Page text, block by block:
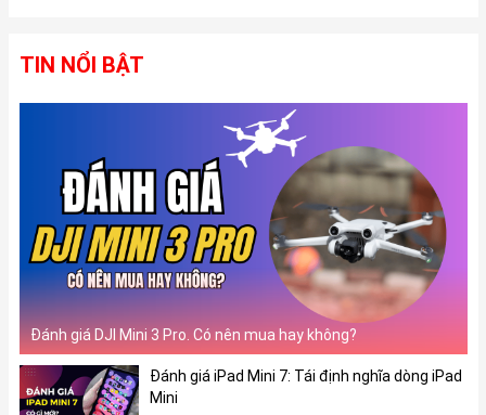
Thiết kế này không chỉ mang lại vẻ ngoài quen thuộc mà còn tối
ưu hóa khả năng quay video và chụp ảnh không gian, đặc biệt
hữu ích khi kết hợp với kính thực tế ảo Vision Pro.
Về màu sắc, iPhone 16 Plus sẽ sở hữu 5 tùy chọn màu sắc, bao
TIN NỔI BẬT
Đánh giá DJI Mini 3 Pro. Có nên mua hay không?
Đánh giá iPad Mini 7: Tái định nghĩa dòng iPad
Mini